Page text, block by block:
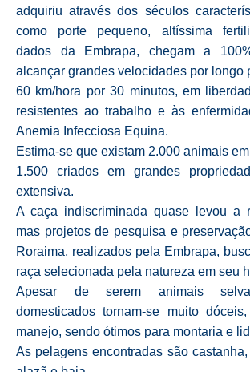
adquiriu através dos séculos
como porte pequeno, altíssima
dados da Embrapa, chegam a
alcançar grandes velocidades por longo
60 km/hora por 30 minutos, em
resistentes ao trabalho e às
Anemia Infecciosa Equina.
Estima-se que existam 2.000 animais
1.500 criados em grandes
extensiva.
A caça indiscriminada quase levou a
mas projetos de pesquisa e
Roraima, realizados pela Embrapa,
raça selecionada pela natureza em seu
Apesar de serem animais
domesticados tornam-se muito
manejo, sendo ótimos para montaria e
As pelagens encontradas são